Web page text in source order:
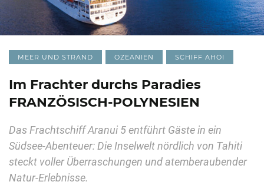
MEER UND STRAND OZEANIEN SCHIFF AHOI
Im Frachter durchs Paradies
FRANZÖSISCH-POLYNESIEN
Das Frachtschiff Aranui 5 entführt Gäste in ein
Südsee-Abenteuer: Die Inselwelt nördlich von Tahiti
steckt voller Überraschungen und atemberaubender
Natur-Erlebnisse.